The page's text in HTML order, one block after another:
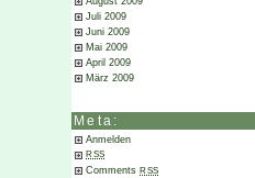
Juli 2009
Juni 2009
Mai 2009
April 2009
März 2009
Meta:
Anmelden
RSS
Comments RSS